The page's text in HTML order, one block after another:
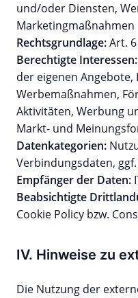
und/oder Diensten,
Marketingmaßnahmen
Rechtsgrundlage:Art.
Berechtigte Interessen:
der eigenen
Werbemaßnahmen,
Aktivitäten, Werbung
Markt- und
Datenkategorien:
Verbindungsdaten,
Empfänger der Daten:
Beabsichtigte
Cookie Policy bzw.
IV. Hinweise zu
Die Nutzung der